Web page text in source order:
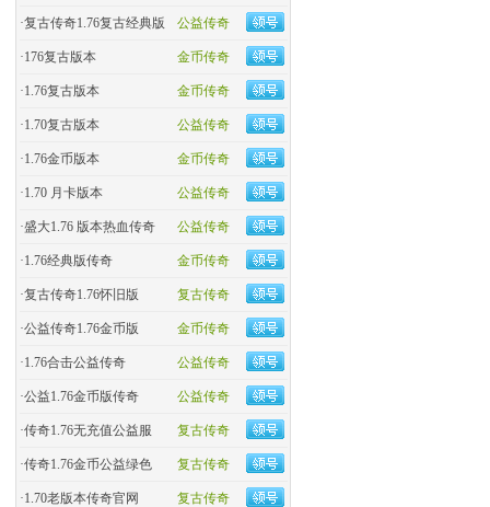
公益传奇
·复古传奇1.76复古经典版
金币传奇
·176复古版本
金币传奇
·1.76复古版本
公益传奇
·1.70复古版本
金币传奇
·1.76金币版本
公益传奇
·1.70 月卡版本
公益传奇
·盛大1.76 版本热血传奇
金币传奇
·​1.76经典版传奇
复古传奇
·复古传奇1.76怀旧版
金币传奇
·​公益传奇1.76金币版
公益传奇
·1.76合击公益传奇
公益传奇
·公益1.76金币版传奇
复古传奇
·传奇1.76无充值公益服
复古传奇
·传奇1.76金币公益绿色
复古传奇
·1.70老版本传奇官网